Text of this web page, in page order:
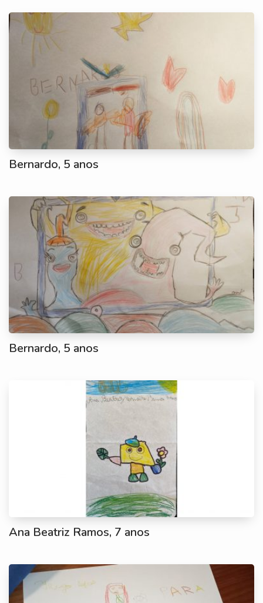
Bernardo, 5 anos
Bernardo, 5 anos
Ana Beatriz Ramos, 7 anos